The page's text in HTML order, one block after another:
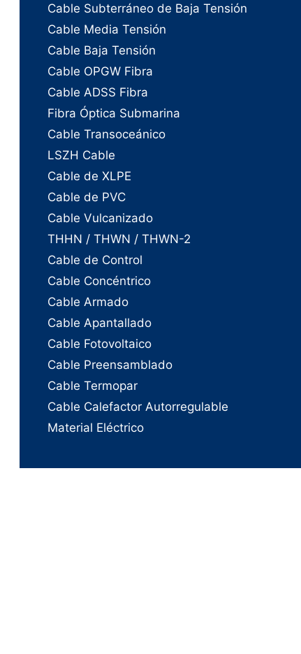
Cable Subterráneo de Baja Tensión
Cable Media Tensión
Cable Baja Tensión
Cable OPGW Fibra
Cable ADSS Fibra
Fibra Óptica Submarina
Cable Transoceánico
LSZH Cable
Cable de XLPE
Cable de PVC
Cable Vulcanizado
THHN / THWN / THWN-2
Cable de Control
Cable Concéntrico
Cable Armado
Cable Apantallado
Cable Fotovoltaico
Cable Preensamblado
Cable Termopar
Cable Calefactor Autorregulable
Material Eléctrico